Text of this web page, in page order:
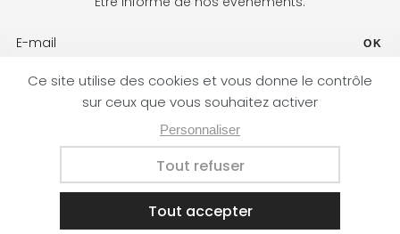
OK
FR (EUR) / FR
Conçu avec passion par l'agence Nateev.fr